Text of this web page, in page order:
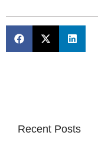
Recent Posts